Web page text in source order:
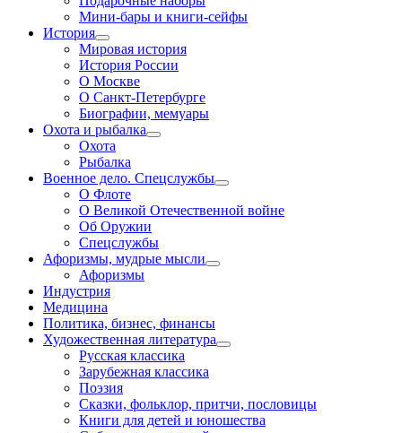
Мини-бары и книги-сейфы
История
Мировая история
История России
О Москве
О Санкт-Петербурге
Биографии, мемуары
Охота и рыбалка
Охота
Рыбалка
Военное дело. Спецслужбы
О Флоте
О Великой Отечественной войне
Об Оружии
Спецслужбы
Афоризмы, мудрые мысли
Афоризмы
Индустрия
Медицина
Политика, бизнес, финансы
Художественная литература
Русская классика
Зарубежная классика
Поэзия
Сказки, фольклор, притчи, пословицы
Книги для детей и юношества